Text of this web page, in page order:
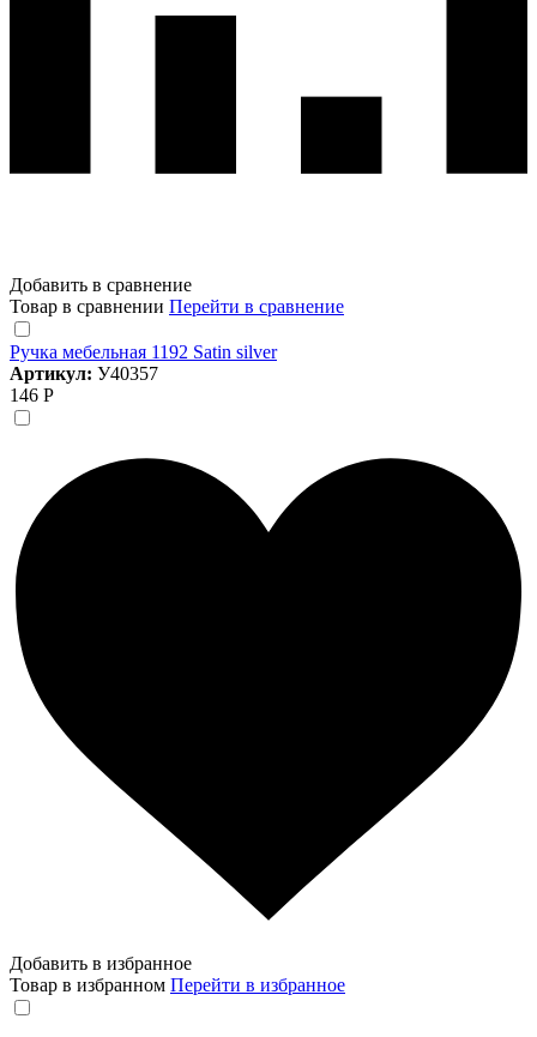
Добавить в сравнение
Товар в сравнении Перейти в сравнение
Ручка мебельная 1192 Satin silver
Артикул: У40357
146 Р
Добавить в избранное
Товар в избранном Перейти в избранное